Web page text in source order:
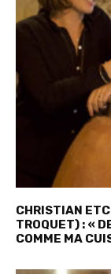
CHRISTIAN
TROQUET) : «
COMME MA